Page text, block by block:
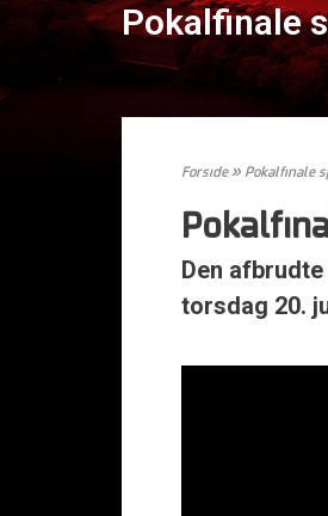
Pokalfinale
Forside» Pokalfinale
Den
torsdag 20.